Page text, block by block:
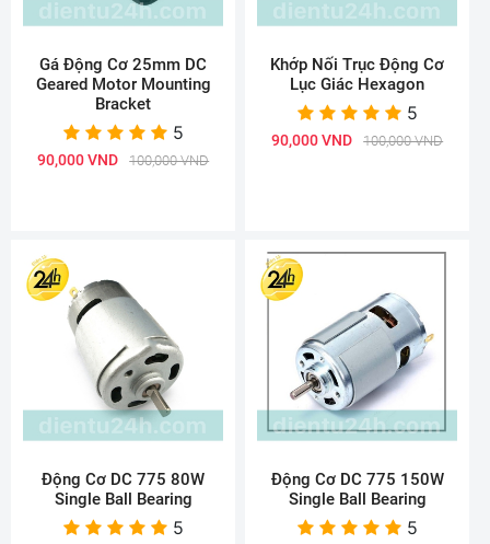
Gá Động Cơ 25mm DC
Geared Motor Mounting
Bracket
5
90,000 VND 100,000 VND
Khớp Nối Trục Động Cơ
Lục Giác Hexagon
5
90,000 VND 100,000 VND
Động Cơ DC 775 80W
Single Ball Bearing
5
Động Cơ DC 775 150W
Single Ball Bearing
5